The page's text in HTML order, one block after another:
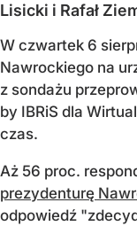
Lisicki i Rafał
W czwartek 6
Nawrockiego na
z sondażu
by IBRiS dla
czas.
Aż 56 proc.
prezydenturę
odpowiedź